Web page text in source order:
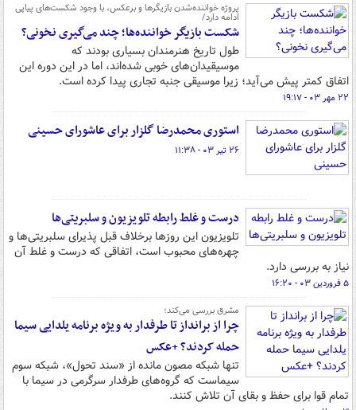
پروژه خواننده‌شدن بازیگرها و برعکس، با وجود شکست‌های پیاپی
ادامه دارد/
شکست بازیگر خواننده‌ها؛ چند می‌گیری نخونی؟
طول تاریخ هنرمندان بسیاری بودند که
موسیقیدان‌های خوبی شده‌اند، اما در این دوره این
اتفاق کمتر پیش می‌آید؛ زیرا موسیقی جنبه تجاری پیدا کرده است.
۲۲ مهر ۰۳ - ۱۹:۱۷
استوری محمدرضا گلزار برای عاشورای حسینی
۲۶ تیر ۰۳ - ۱۱:۳۸
درست و غلط رابطه تلویزیون و سلبریتی‌ها
تلویزیون این روزها برخلاف قبل پذیرای سلبریتی‌ها و
چهره‌های محبوب است، اتفاقی که درست و غلط آن
نیاز به بررسی دارد.
۵ فروردین ۰۳ - ۱۶:۲۰
مشرق بررسی می‌کند؛
چرا از برانداز تا طرفدار به ویژه برنامه یلدایی سیما
حمله کردند؟ +عکس
تنها شبکه‌ مصون مانده از «سند تحول»، شبکه سوم
سیماست که گروه‌های طرفدار سرگرمی در سیما با
تمام قوا برای حفظ و بقای آن تلاش کنند.